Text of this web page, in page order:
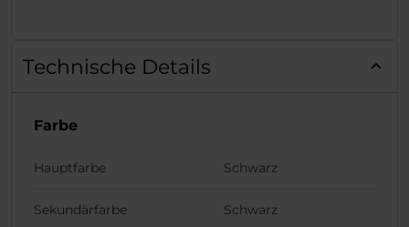
Technische Details
Farbe
Hauptfarbe Schwarz
Sekundärfarbe Schwarz